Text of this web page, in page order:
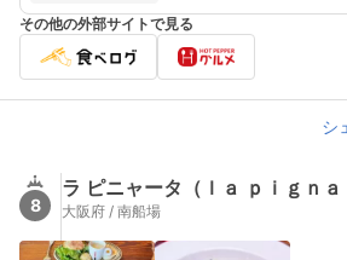
その他の外部サイトで見る
シ
8
ラ ピニャータ（ｌａ ｐｉｇｎａ
大阪府 / 南船場